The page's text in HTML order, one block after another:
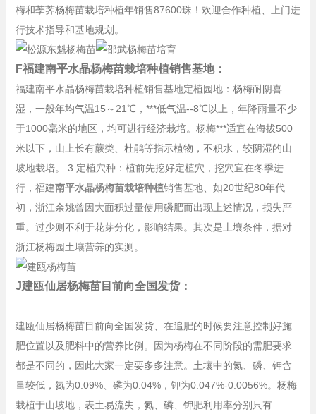
梅和荸荠杨梅苗栽培种植年销售87600珠！欢迎合作种植、上门进
行技术指导和基地规划。
F福建南平水晶杨梅苗栽培种植销售基地：
福建南平水晶杨梅苗栽培种植销售基地定植园地：杨梅耐阴喜
湿，一般年均气温15～21℃，***低气温--8℃以上，年降雨量不少
于1000毫米的地区，均可进行经济栽培。杨梅***适宜在海拔500
米以下，山上长有蕨类、杜鹃等指示植物，不积水，较阴湿的山
坡地栽培。 3.定植穴种：植前先挖好定植穴，挖穴宜在冬季进
行，福建南平水晶杨梅苗栽培种植销售基地、如20世纪80年代
初，浙江余姚曾因大面积过量使用磷肥而出现上述情况，损失严
重。过少则不利于花芽分化，影响结果。其次是土壤条件，据对
浙江杨梅园土壤营养的实测。
J建瓯仙居杨梅苗目前向全国发货：
建瓯仙居杨梅苗目前向全国发货、在追肥的时候要注意控制好施
肥位置以及肥料中的营养比例。因为杨梅在不同阶段的需肥要求
都是不同的，因此大家一定要多多注意。土壤中的氮、磷、钾含
量较低，氮为0.09%、磷为0.04%，钾为0.047%-0.0056%。杨梅
栽植于山坡地，表土易流失，氮、磷、钾肥利用率分别只有